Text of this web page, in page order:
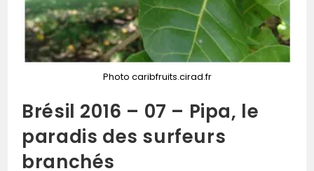
Photo caribfruits.cirad.fr
Brésil 2016 – 07 – Pipa, le
paradis des surfeurs
branchés